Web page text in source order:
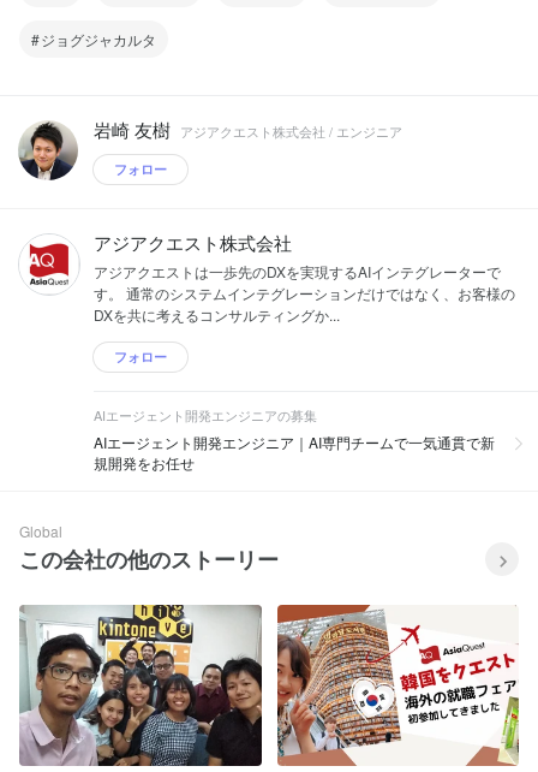
ジョグジャカルタ
岩崎 友樹 アジアクエスト株式会社 / エンジニア
フォロー
アジアクエスト株式会社
アジアクエストは一歩先のDXを実現するAIインテグレーターで
す。 通常のシステムインテグレーションだけではなく、お客様の
DXを共に考えるコンサルティングか...
フォロー
AIエージェント開発エンジニアの募集
AIエージェント開発エンジニア｜AI専門チームで一気通貫で新
規開発をお任せ
Global
この会社の他のストーリー